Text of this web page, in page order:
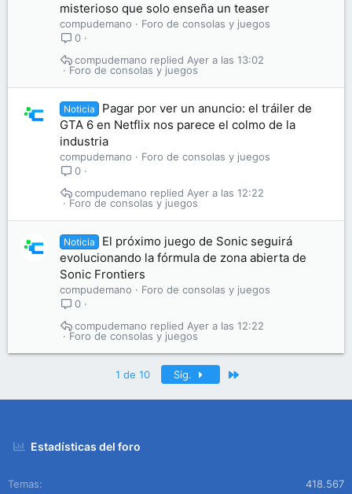
misterioso que solo enseña un teaser
compudemano
Foro de consolas y juegos
0
Foro de consolas y juegos
Ayer a las 13:02
compudemano
Noticia
Pagar por ver un anuncio: el tráiler de
GTA 6 en Netflix nos parece el colmo de la
industria
compudemano
Foro de consolas y juegos
0
Foro de consolas y juegos
Ayer a las 12:22
compudemano
Noticia
El próximo juego de Sonic seguirá
evolucionando la fórmula de zona abierta de
Sonic Frontiers
compudemano
Foro de consolas y juegos
0
Foro de consolas y juegos
Ayer a las 12:22
compudemano
1 de 10 Sig.
Estadísticas del foro
Temas
418.567